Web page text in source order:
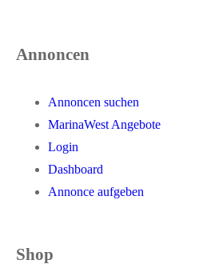
Annoncen
Annoncen suchen
MarinaWest Angebote
Login
Dashboard
Annonce aufgeben
Shop